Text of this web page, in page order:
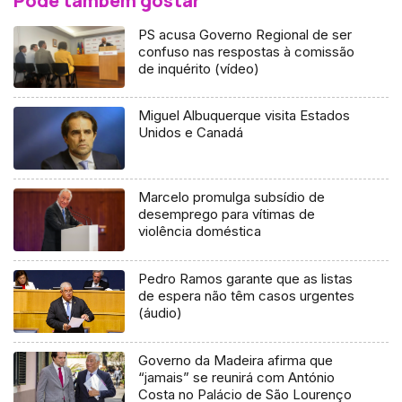
PS acusa Governo Regional de ser
confuso nas respostas à comissão
de inquérito (vídeo)
Miguel Albuquerque visita Estados
Unidos e Canadá
Marcelo promulga subsídio de
desemprego para vítimas de
violência doméstica
Pedro Ramos garante que as listas
de espera não têm casos urgentes
(áudio)
Governo da Madeira afirma que
“jamais” se reunirá com António
Costa no Palácio de São Lourenço